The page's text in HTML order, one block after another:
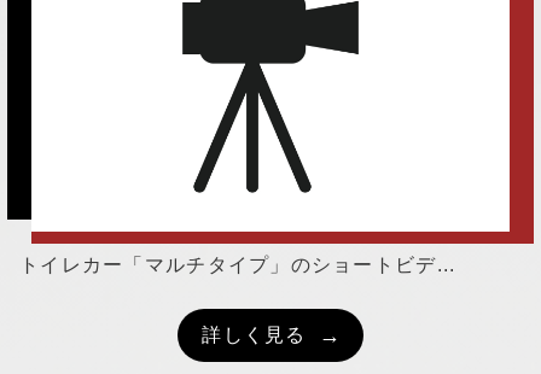
トイレカー「マルチタイプ」のショートビデ...
詳しく見る